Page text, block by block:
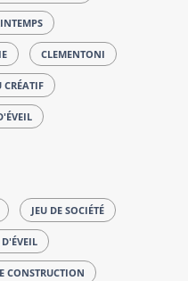
CLEMENTONI
CRÉATIF
JEU DE SOCIÉTÉ
D'ÉVEIL
CONSTRUCTION